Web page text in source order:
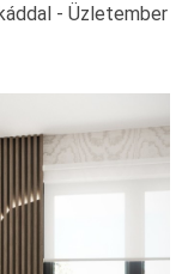
- Üzletember